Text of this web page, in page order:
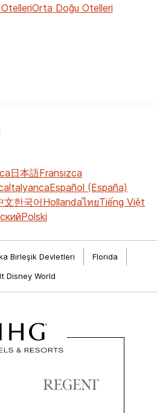
Orta Doğu Otelleri
日本語Fransızca
İtalyancaEspañol (España)
文한국어HollandaไทยTiếng Việt
Polski
Birleşik Devletleri
Florida
Disney World